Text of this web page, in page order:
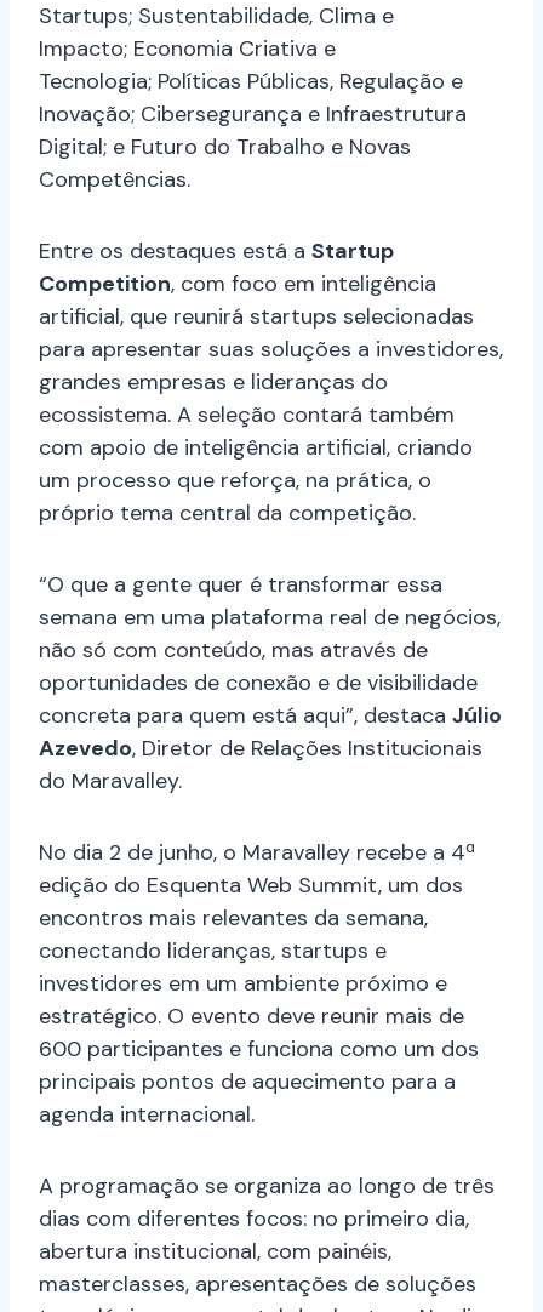
Startups; Sustentabilidade, Clima e
Impacto; Economia Criativa e
Tecnologia; Políticas Públicas, Regulação e
Inovação; Cibersegurança e Infraestrutura
Digital; e Futuro do Trabalho e Novas
Competências.
Entre os destaques está a Startup
Competition, com foco em inteligência
artificial, que reunirá startups selecionadas
para apresentar suas soluções a investidores,
grandes empresas e lideranças do
ecossistema. A seleção contará também
com apoio de inteligência artificial, criando
um processo que reforça, na prática, o
próprio tema central da competição.
“O que a gente quer é transformar essa
semana em uma plataforma real de negócios,
não só com conteúdo, mas através de
oportunidades de conexão e de visibilidade
concreta para quem está aqui”, destaca Júlio
Azevedo, Diretor de Relações Institucionais
do Maravalley.
No dia 2 de junho, o Maravalley recebe a 4ª
edição do Esquenta Web Summit, um dos
encontros mais relevantes da semana,
conectando lideranças, startups e
investidores em um ambiente próximo e
estratégico. O evento deve reunir mais de
600 participantes e funciona como um dos
principais pontos de aquecimento para a
agenda internacional.
A programação se organiza ao longo de três
dias com diferentes focos: no primeiro dia,
abertura institucional, com painéis,
masterclasses, apresentações de soluções